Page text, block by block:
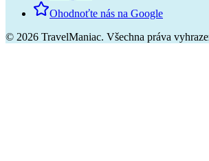
Ohodnoťte nás na Google
© 2026 TravelManiac. Všechna práva